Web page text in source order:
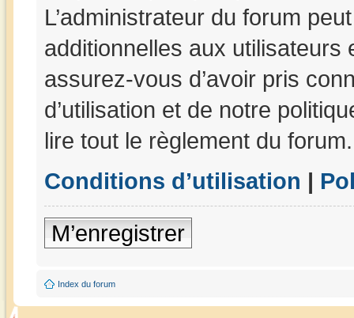
L’administrateur du forum
additionnelles aux utilisateurs
assurez-vous d’avoir pris
d’utilisation et de notre
lire tout le règlement du forum.
Conditions d’utilisation |
M’enregistrer
Index du forum